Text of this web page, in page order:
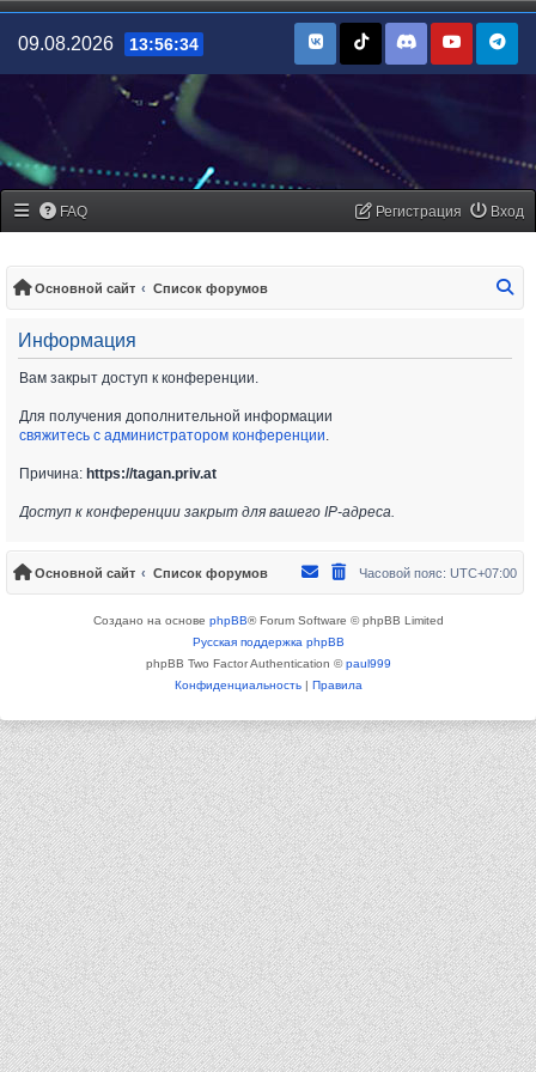
09.08.2026 13:56:34
FAQ Вход
Регистрация
Основной сайт Список форумов
Информация
Вам закрыт доступ к конференции.
Для получения дополнительной информации
свяжитесь с администратором конференции.
Причина: https://tagan.priv.at
Доступ к конференции закрыт для вашего IP-адреса.
Основной сайт Список форумов Часовой пояс: UTC+07:00
Создано на основе phpBB® Forum Software © phpBB Limited
Русская поддержка phpBB
phpBB Two Factor Authentication ©paul999
Конфиденциальность| Правила